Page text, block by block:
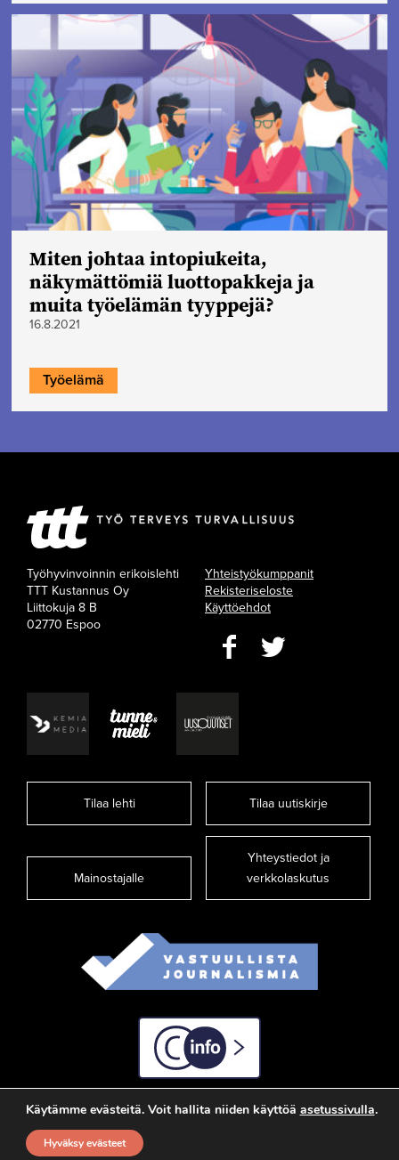
Miten johtaa intopiukeita,
näkymättömiä luottopakkeja ja
muita työelämän tyyppejä?
16.8.2021
Työelämä
Työhyvinvoinnin erikoislehti
TTT Kustannus Oy
Liittokuja 8 B
02770 Espoo
Yhteistyökumppanit
Rekisteriseloste
Käyttöehdot
Tilaa lehti Tilaa uutiskirje
Mainostajalle
Yhteystiedot ja
verkkolaskutus
C-info
Käytämme evästeitä. Voit hallita niiden käyttöä asetussivulla.
Hyväksy evästeet